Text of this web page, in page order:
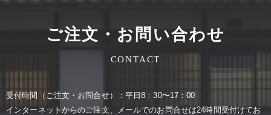
ご注文・お問い合わせ
CONTACT
受付時間（ご注⽂・お問合せ）：平⽇8：30〜17：00
インターネットからのご注⽂、メールでのお問合せは24時間受付けてお